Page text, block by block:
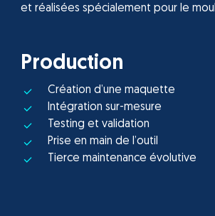
et réalisées spécialement pour le
Production
Création d’une maquette
Intégration sur-mesure
Testing et validation
Prise en main de l’outil
Tierce maintenance évolutive